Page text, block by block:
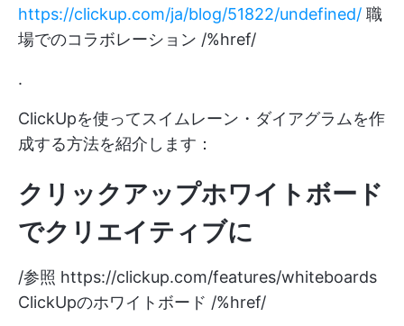
https://clickup.com/ja/blog/51822/undefined/ 職
場でのコラボレーション /%href/
.
ClickUpを使ってスイムレーン・ダイアグラムを作
成する方法を紹介します：
クリックアップホワイトボード
でクリエイティブに
/参照 https://clickup.com/features/whiteboards
ClickUpのホワイトボード /%href/